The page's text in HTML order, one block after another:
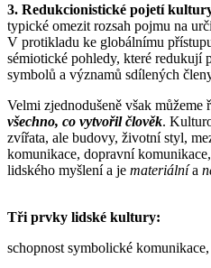
3. Redukcionistické pojetí
typické omezit rozsah pojmu na
V protikladu ke globálnímu
sémiotické pohledy, které redukují
symbolů a významů sdílených
Velmi zjednodušeně však můžeme
všechno, co vytvořil člověk.
zvířata, ale budovy, životní styl,
komunikace, dopravní
lidského myšlení a je materiálnía
Tři prvky lidské kultury:
schopnost symbolické komunikace,